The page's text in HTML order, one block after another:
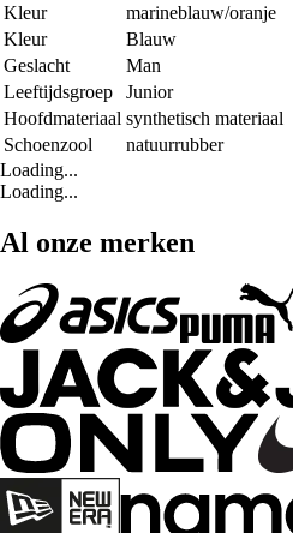
Kleur
marineblauw/oranje
Kleur
Blauw
Geslacht
Man
Leeftijdsgroep
Junior
Hoofdmateriaal synthetisch materiaal
Schoenzool
natuurrubber
Loading...
Loading...
Al onze merken